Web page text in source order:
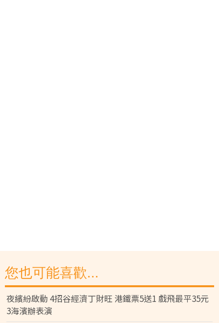
您也可能喜歡...
夜繽紛啟動 4招谷經濟丁財旺 港鐵票5送1 戲飛最平35元
3海濱辦表演